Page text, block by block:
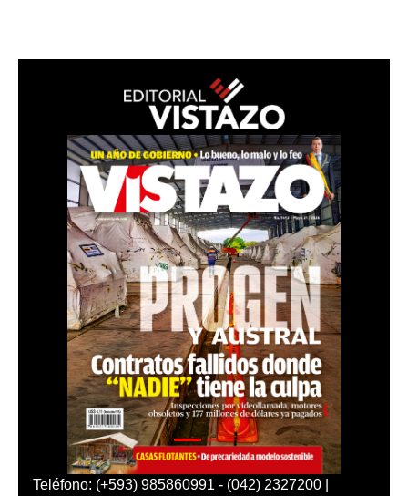
Teléfono: (+593) 985860991 - (042) 2327200 |